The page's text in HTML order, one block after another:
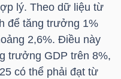
lý. Theo dữ liệu từ
để tăng trưởng 1%
2,6%. Điều này
trưởng GDP trên 8%,
có thể phải đạt từ